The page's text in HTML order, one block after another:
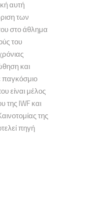
αυτή
των
στο άθλημα
του
και
είναι μέλος
της IWF και
της
πηγή